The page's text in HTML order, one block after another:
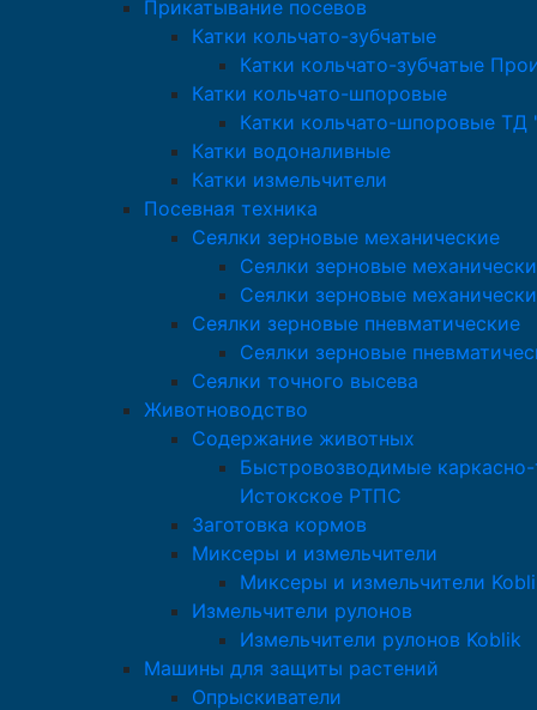
Прикатывание посевов
Катки кольчато-зубчатые
Катки кольчато-зубчатые
Катки кольчато-шпоровые
Катки кольчато-шпоровые ТД
Катки водоналивные
Катки измельчители
Посевная техника
Сеялки зерновые механические
Сеялки зерновые
Сеялки зерновые
Сеялки зерновые пневматические
Сеялки зерновые
Сеялки точного высева
Животноводство
Содержание животных
Быстровозводимые
Истокское РТПС
Заготовка кормов
Миксеры и измельчители
Миксеры и измельчители
Измельчители рулонов
Измельчители рулонов Koblik
Машины для защиты растений
Опрыскиватели